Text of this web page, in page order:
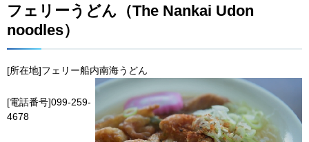
フェリーうどん（The Nankai Udon
noodles）
[所在地]フェリー船内南海うどん
[電話番号]099-259-
4678